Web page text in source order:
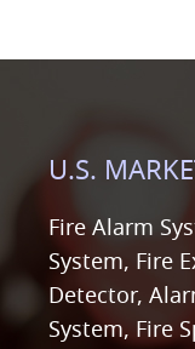
U.S.
Fire Alarm
System, Fire
Detector,
System, Fire